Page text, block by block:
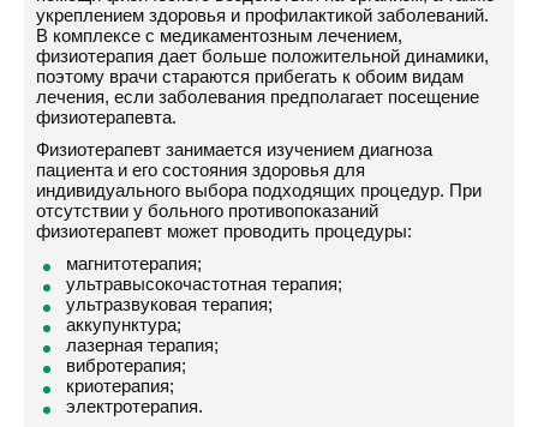
укреплением здоровья и профилактикой заболеваний.
В комплексе с медикаментозным лечением,
физиотерапия дает больше положительной динамики,
поэтому врачи стараются прибегать к обоим видам
лечения, если заболевания предполагает посещение
физиотерапевта.
Физиотерапевт занимается изучением диагноза
пациента и его состояния здоровья для
индивидуального выбора подходящих процедур. При
отсутствии у больного противопоказаний
физиотерапевт может проводить процедуры:
магнитотерапия;
ультравысокочастотная терапия;
ультразвуковая терапия;
аккупунктура;
лазерная терапия;
вибротерапия;
криотерапия;
электротерапия.